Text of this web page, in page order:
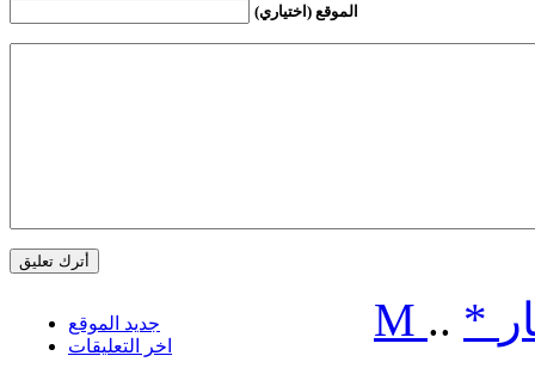
الموقع (اختياري)
جديد الموقع
اخر التعليقات
M .. *